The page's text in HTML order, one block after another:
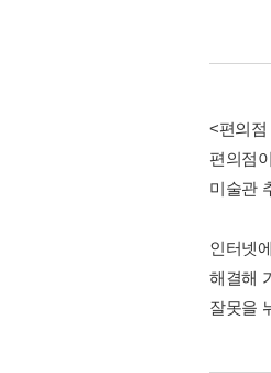
<편의
편의점
미술관
인터넷
해결해
잘못을